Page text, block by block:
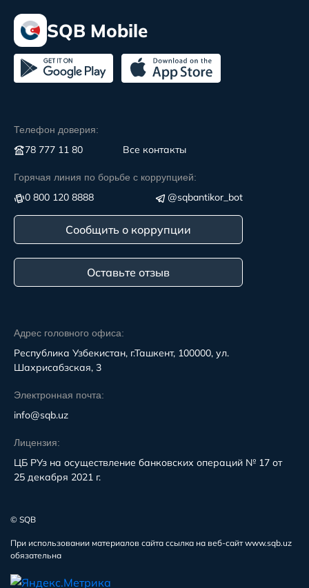
Адрес головного офиса:
Республика Узбекистан, г.Ташкент, 100000, ул.
Шахрисабзская, 3
Электронная почта:
info@sqb.uz
Лицензия:
ЦБ РУз на осуществление банковских операций № 17 от
25 декабря 2021 г.
SQB Mobile
Телефон доверия:
78 777 11 80 Все контакты
Горячая линия по борьбе с коррупцией:
0 800 120 8888 @sqbantikor_bot
Сообщить о коррупции
Оставьте отзыв
© SQB
При использовании материалов сайта ссылка на веб-сайт www.sqb.uz
обязательна